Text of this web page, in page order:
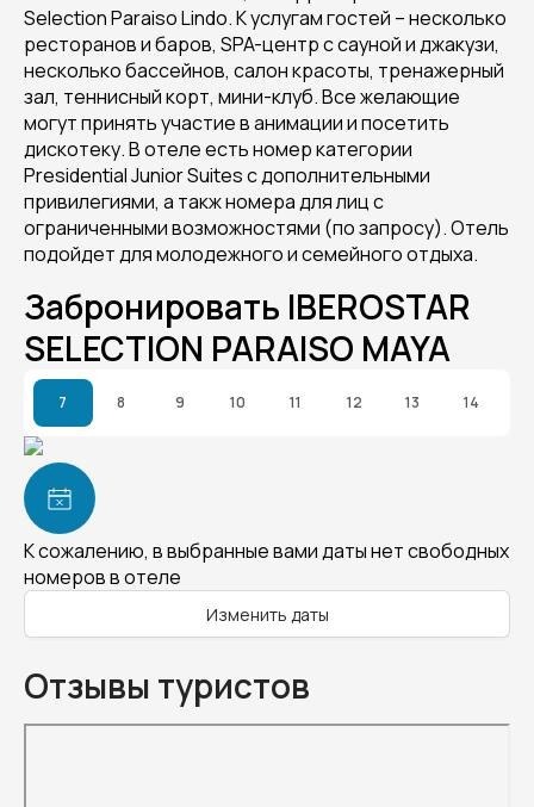
Selection Paraiso Lindo. К услугам гостей – несколько
ресторанов и баров, SPA-центр с сауной и джакузи,
несколько бассейнов, салон красоты, тренажерный
зал, теннисный корт, мини-клуб. Все желающие
могут принять участие в анимации и посетить
дискотеку. В отеле есть номер категории
Presidential Junior Suites с дополнительными
привилегиями, а такж номера для лиц с
ограниченными возможностями (по запросу). Отель
подойдет для молодежного и семейного отдыха.
Забронировать IBEROSTAR
SELECTION PARAISO MAYA
7 8 9 10 11 12 13 14
К сожалению, в выбранные вами даты нет свободных
номеров в отеле
Изменить даты
Отзывы туристов